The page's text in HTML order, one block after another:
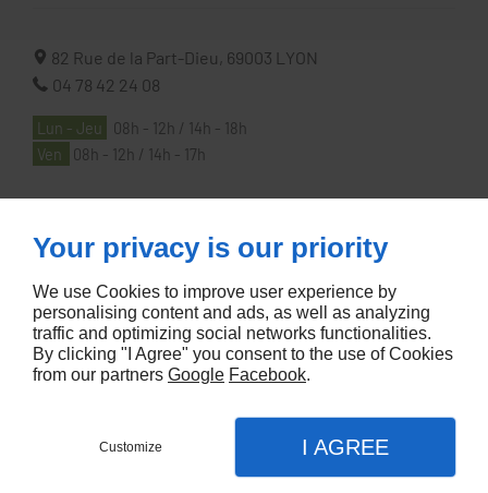
82 Rue de la Part-Dieu, 69003
LYON
04 78 42 24 08
Lun - Jeu
08h - 12h / 14h - 18h
Ven
08h - 12h / 14h - 17h
À PROPOS
Accueil
Contactez-nous
Mentions légales
Plan du site
Your privacy is our priority
We use Cookies to improve user experience by
personalising content and ads, as well as analyzing
traffic and optimizing social networks functionalities.
By clicking "I Agree" you consent to the use of Cookies
from our partners Google Facebook.
Customize I AGREE